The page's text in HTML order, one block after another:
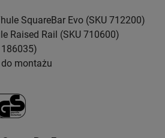
SquareBar Evo (SKU 712200)
Raised Rail (SKU 710600)
186035)
montażu